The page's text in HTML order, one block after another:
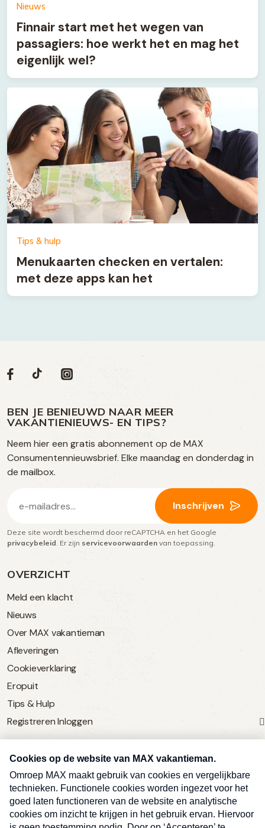
Nieuws
Finnair start met het wegen van
passagiers: hoe werkt het en mag het
eigenlijk wel?
Tips & hulp
Menukaarten checken en vertalen:
met deze apps kan het
OVERZICHT
Meld een klacht
Nieuws
Over MAX vakantieman
Afleveringen
Cookieverklaring
Eropuit
Tips & Hulp
Registreren Inloggen
SERVICE
Over Omroep MAX
MAX Vandaag
MAX Meldpunt
Volg
op
social
media
Social
Volg
op
Facebook
Volg
op
TikTok
Volg
op
Instagram
BEN JE BENIEUWD NAAR MEER
VAKANTIENIEUWS- EN TIPS?
Neem hier een gratis abonnement op de MAX
Consumentennieuwsbrief. Elke maandag en donderdag in
de mailbox.
mailadres
(Vereist)
Inschrijven
Deze site wordt beschermd door reCAPTCHA en het Google
privacybeleid . Er zijn servicevoorwaarden van toepassing.